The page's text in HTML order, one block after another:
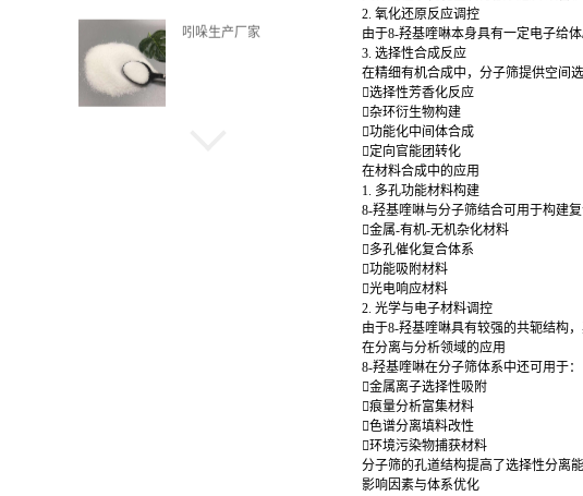
吲哚生产厂家
2. 氧化还原反应调控
由于8-羟基喹啉本身具有一定电子给
3. 选择性合成反应
在精细有机合成中，分子筛提供空间
选择性芳香化反应
杂环衍生物构建
功能化中间体合成
定向官能团转化
在材料合成中的应用
1. 多孔功能材料构建
8-羟基喹啉与分子筛结合可用于构建复
金属-有机-无机杂化材料
多孔催化复合体系
功能吸附材料
光电响应材料
2. 光学与电子材料调控
由于8-羟基喹啉具有较强的共轭结构
在分离与分析领域的应用
8-羟基喹啉在分子筛体系中还可用于：
金属离子选择性吸附
痕量分析富集材料
色谱分离填料改性
环境污染物捕获材料
分子筛的孔道结构提高了选择性分离
影响因素与体系优化